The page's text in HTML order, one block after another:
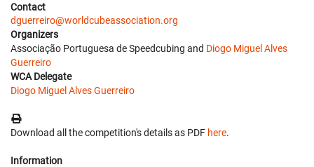
Contact
dguerreiro@worldcubeassociation.org
Organizers
Associação Portuguesa de Speedcubing and Diogo Miguel Alves
Guerreiro
WCA Delegate
Diogo Miguel Alves Guerreiro
Download all the competition's details as PDF here.
Information